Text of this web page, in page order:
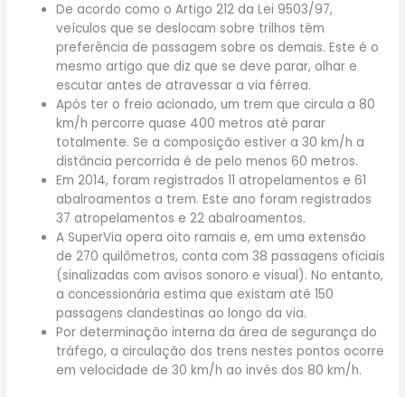
De acordo como o Artigo 212 da Lei 9503/97,
veículos que se deslocam sobre trilhos têm
preferência de passagem sobre os demais. Este é o
mesmo artigo que diz que se deve parar, olhar e
escutar antes de atravessar a via férrea.
Após ter o freio acionado, um trem que circula a 80
km/h percorre quase 400 metros até parar
totalmente. Se a composição estiver a 30 km/h a
distância percorrida é de pelo menos 60 metros.
Em 2014, foram registrados 11 atropelamentos e 61
abalroamentos a trem. Este ano foram registrados
37 atropelamentos e 22 abalroamentos.
A SuperVia opera oito ramais e, em uma extensão
de 270 quilômetros, conta com 38 passagens oficiais
(sinalizadas com avisos sonoro e visual). No entanto,
a concessionária estima que existam até 150
passagens clandestinas ao longo da via.
Por determinação interna da área de segurança do
tráfego, a circulação dos trens nestes pontos ocorre
em velocidade de 30 km/h ao invés dos 80 km/h.